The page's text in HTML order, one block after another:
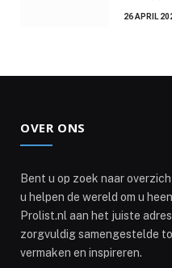
26 APRIL
OVER ONS
Bent u op zoek naar
u helpen de wereld om u
Prolist.nl aan het juiste
zorgvuldig samengestelde
vermaken en inspireren.